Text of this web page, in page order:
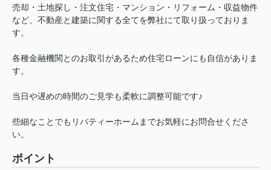
売却・土地探し・注文住宅・マンション・リフォーム・収益物件
など、不動産と建築に関する全てを弊社にて取り扱っておりま
す。
各種金融機関とのお取引があるため住宅ローンにも自信がありま
す。
当日や遅めの時間のご見学も柔軟に調整可能です♪
些細なことでもリバティーホームまでお気軽にお問合せくださ
い。
ポイント